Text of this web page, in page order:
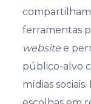
ferramentas
website e
público-alvo
mídias sociais.